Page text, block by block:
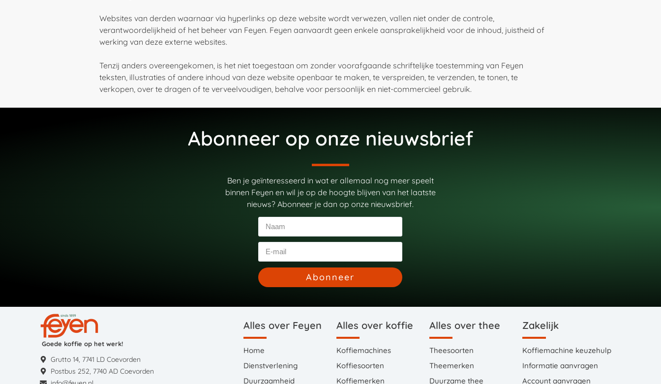
Websites van derden waarnaar via hyperlinks op deze website wordt verwezen, vallen niet onder de controle,
verantwoordelijkheid of het beheer van Feyen. Feyen aanvaardt geen enkele aansprakelijkheid voor de inhoud, juistheid of
werking van deze externe websites.
Tenzij anders overeengekomen, is het niet toegestaan om zonder voorafgaande schriftelijke toestemming van Feyen
teksten, illustraties of andere inhoud van deze website openbaar te maken, te verspreiden, te verzenden, te tonen, te
verkopen, over te dragen of te verveelvoudigen, behalve voor persoonlijk en niet-commercieel gebruik.
Abonneer op onze nieuwsbrief
Ben je geïnteresseerd in wat er allemaal nog meer speelt
binnen Feyen en wil je op de hoogte blijven van het laatste
nieuws? Abonneer je dan op onze nieuwsbrief.
Abonneer
Goede koffie op het werk!
Grutto 14, 7741 LD Coevorden
Postbus 252, 7740 AD Coevorden
Alles over Feyen
Home
Dienstverlening
Duurzaamheid
Alles over koffie
Koffiemachines
Koffiesoorten
Koffiemerken
Alles over thee
Theesoorten
Theemerken
Duurzame thee
Zakelijk
Koffiemachine keuzehulp
Informatie aanvragen
Account aanvragen